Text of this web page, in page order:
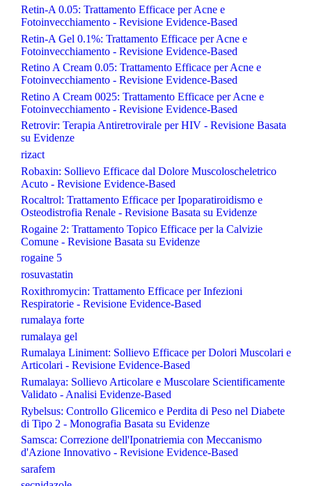
Retin-A 0.05: Trattamento Efficace per Acne e
Fotoinvecchiamento - Revisione Evidence-Based
Retin-A Gel 0.1%: Trattamento Efficace per Acne e
Fotoinvecchiamento - Revisione Evidence-Based
Retino A Cream 0.05: Trattamento Efficace per Acne e
Fotoinvecchiamento - Revisione Evidence-Based
Retino A Cream 0025: Trattamento Efficace per Acne e
Fotoinvecchiamento - Revisione Evidence-Based
Retrovir: Terapia Antiretrovirale per HIV - Revisione Basata
su Evidenze
rizact
Robaxin: Sollievo Efficace dal Dolore Muscoloscheletrico
Acuto - Revisione Evidence-Based
Rocaltrol: Trattamento Efficace per Ipoparatiroidismo e
Osteodistrofia Renale - Revisione Basata su Evidenze
Rogaine 2: Trattamento Topico Efficace per la Calvizie
Comune - Revisione Basata su Evidenze
rogaine 5
rosuvastatin
Roxithromycin: Trattamento Efficace per Infezioni
Respiratorie - Revisione Evidence-Based
rumalaya forte
rumalaya gel
Rumalaya Liniment: Sollievo Efficace per Dolori Muscolari e
Articolari - Revisione Evidence-Based
Rumalaya: Sollievo Articolare e Muscolare Scientificamente
Validato - Analisi Evidenze-Based
Rybelsus: Controllo Glicemico e Perdita di Peso nel Diabete
di Tipo 2 - Monografia Basata su Evidenze
Samsca: Correzione dell'Iponatriemia con Meccanismo
d'Azione Innovativo - Revisione Evidence-Based
sarafem